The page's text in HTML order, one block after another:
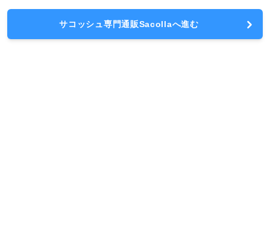
サコッシュ専門通販Sacollaへ進む